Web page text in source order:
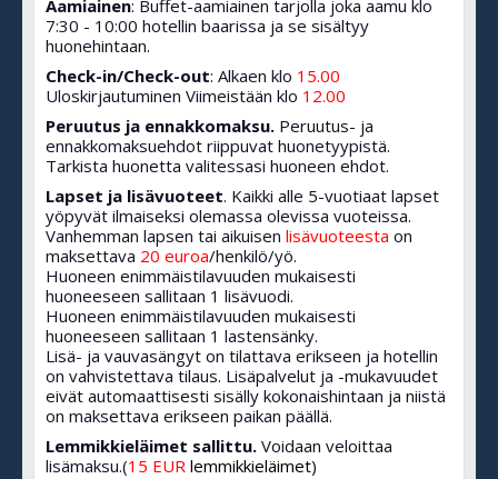
Aamiainen: Buffet-aamiainen tarjolla joka aamu klo
7:30 - 10:00 hotellin baarissa ja se sisältyy
huonehintaan.
Check-in/Check-out: Alkaen klo 15.00
Uloskirjautuminen Viimeistään klo 12.00
Peruutus ja ennakkomaksu. Peruutus- ja
ennakkomaksuehdot riippuvat huonetyypistä.
Tarkista huonetta valitessasi huoneen ehdot.
Lapset ja lisävuoteet. Kaikki alle 5-vuotiaat lapset
yöpyvät ilmaiseksi olemassa olevissa vuoteissa.
Vanhemman lapsen tai aikuisenlisävuoteesta on
maksettava 20 euroa/henkilö/yö.
Huoneen enimmäistilavuuden mukaisesti
huoneeseen sallitaan 1 lisävuodi.
Huoneen enimmäistilavuuden mukaisesti
huoneeseen sallitaan 1 lastensänky.
Lisä- ja vauvasängyt on tilattava erikseen ja hotellin
on vahvistettava tilaus. Lisäpalvelut ja -mukavuudet
eivät automaattisesti sisälly kokonaishintaan ja niistä
on maksettava erikseen paikan päällä.
Lemmikkieläimet sallittu. Voidaan veloittaa
lisämaksu.(15 EUR lemmikkieläimet)